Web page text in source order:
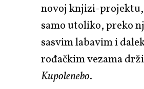
novoj knjizi-projektu,
samo utoliko, preko
sasvim labavim i
rođačkim vezama
Kupolenebo.